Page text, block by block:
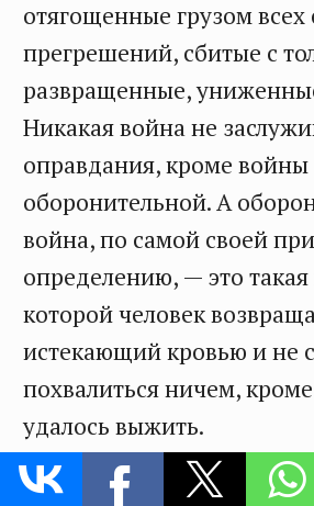
отягощенные грузом всех
прегрешений, сбитые с
развращенные,
Никакая война не
оправдания, кроме войны
оборонительной. А
война, по самой своей
определению, — это такая
которой человек
истекающий кровью и не
похвалиться ничем,
удалось выжить.
Миссию союзных держав